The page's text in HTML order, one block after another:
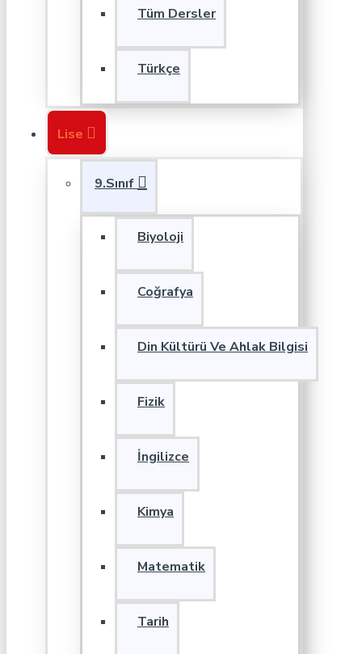
Tüm Dersler
Türkçe
Lise
9.Sınıf
Biyoloji
Coğrafya
Din Kültürü Ve Ahlak Bilgisi
Fizik
İngilizce
Kimya
Matematik
Tarih